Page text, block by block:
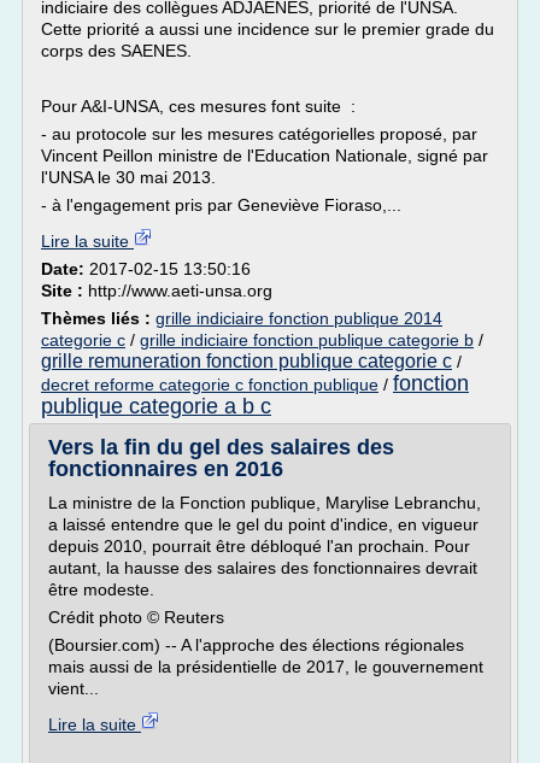
indiciaire des collègues ADJAENES, priorité de l'UNSA.
Cette priorité a aussi une incidence sur le premier grade du
corps des SAENES.
Pour A&I-UNSA, ces mesures font suite :
- au protocole sur les mesures catégorielles proposé, par
Vincent Peillon ministre de l'Education Nationale, signé par
l'UNSA le 30 mai 2013.
- à l'engagement pris par Geneviève Fioraso,...
Lire la suite
Date: 2017-02-15 13:50:16
Site : http://www.aeti-unsa.org
Thèmes liés : grille indiciaire fonction publique 2014
categorie c / grille indiciaire fonction publique categorie b /
grille remuneration fonction publique categorie c /
decret reforme categorie c fonction publique / fonction
publique categorie a b c
Vers la fin du gel des salaires des
fonctionnaires en 2016
La ministre de la Fonction publique, Marylise Lebranchu,
a laissé entendre que le gel du point d'indice, en vigueur
depuis 2010, pourrait être débloqué l'an prochain. Pour
autant, la hausse des salaires des fonctionnaires devrait
être modeste.
Crédit photo © Reuters
(Boursier.com) -- A l'approche des élections régionales
mais aussi de la présidentielle de 2017, le gouvernement
vient...
Lire la suite